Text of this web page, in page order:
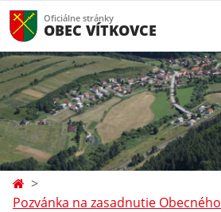
Oficiálne stránky
OBEC VÍTKOVCE
Pozvánka na zasadnutie Obecného